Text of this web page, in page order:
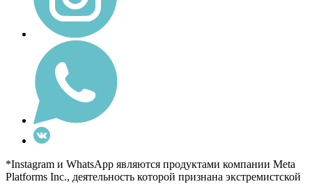
*Instagram и WhatsApp являются продуктами компании Meta
Platforms Inc., деятельность которой признана экстремистской